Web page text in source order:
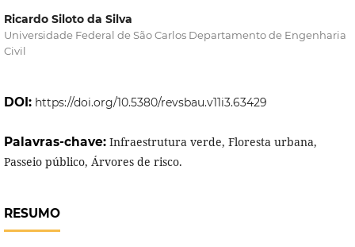
Ricardo Siloto da Silva
Universidade Federal de São Carlos Departamento de Engenharia
Civil
DOI: https://doi.org/10.5380/revsbau.v11i3.63429
Palavras-chave: Infraestrutura verde, Floresta urbana,
Passeio público, Árvores de risco.
RESUMO